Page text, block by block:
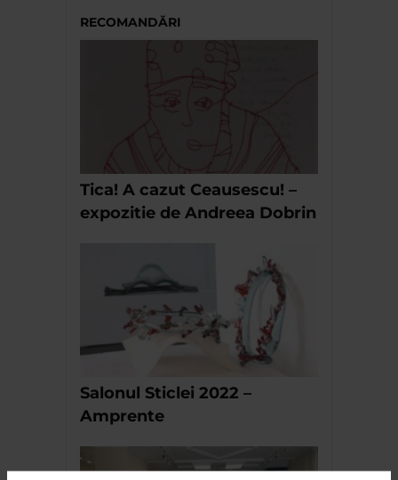
RECOMANDĂRI
Tica! A cazut Ceausescu! –
expozitie de Andreea Dobrin
Salonul Sticlei 2022 –
Amprente